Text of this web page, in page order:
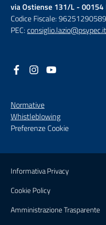
via Ostiense 131/L - 00154
Codice Fiscale: 96251290589
PEC:consiglio.lazio@psypec.it
Facebook
(nuova scheda - new tab)
Instagram
(nuova scheda - new
Normative
Whistleblowing(nuova
Preferenze Cookie
Sezione Link Utili
Informativa Privacy
Cookie Policy
Amministrazione Trasparente